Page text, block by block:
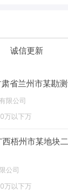
诚信更新
省兰州市某勘
限公司
万以下万
梧州市某地块
公司
万以下万